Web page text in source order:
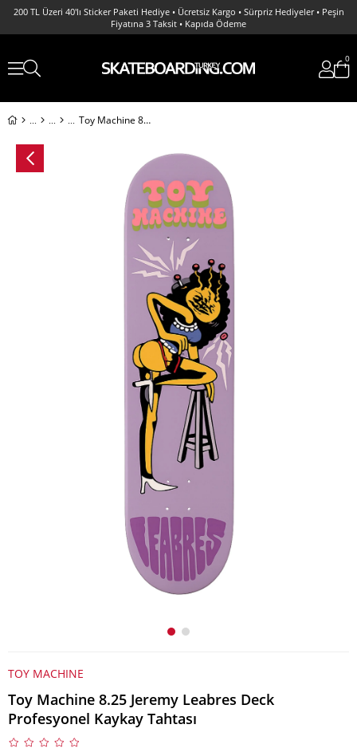
200 TL Üzeri 40'lı Sticker Paketi Hediye • Ücretsiz Kargo • Sürpriz Hediyeler • Peşin
Fiyatına 3 Taksit • Kapıda Ödeme
0
Toy Machine 8.25 Jeremy Leabres Deck Profesyonel Kaykay Tahtası
TOY MACHINE
Toy Machine 8.25 Jeremy Leabres Deck
Profesyonel Kaykay Tahtası